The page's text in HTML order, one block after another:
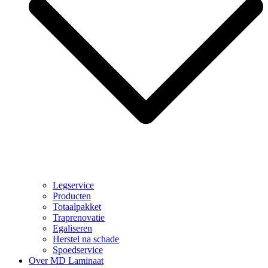
Legservice
Producten
Totaalpakket
Traprenovatie
Egaliseren
Herstel na schade
Spoedservice
Over MD Laminaat